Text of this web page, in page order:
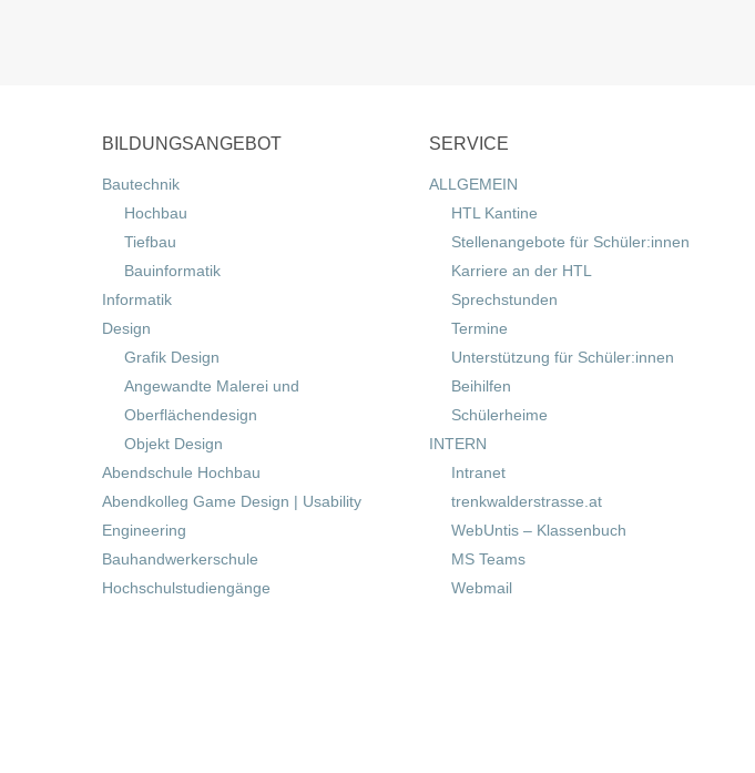
BILDUNGSANGEBOT
Bautechnik
Hochbau
Tiefbau
Bauinformatik
Informatik
Design
Grafik Design
Angewandte Malerei und
Oberflächendesign
Objekt Design
Abendschule Hochbau
Abendkolleg Game Design | Usability
Engineering
Bauhandwerkerschule
Hochschulstudiengänge
SERVICE
ALLGEMEIN
HTL Kantine
Stellenangebote für Schüler:innen
Karriere an der HTL
Sprechstunden
Termine
Unterstützung für Schüler:innen
Beihilfen
Schülerheime
INTERN
Intranet
trenkwalderstrasse.at
WebUntis – Klassenbuch
MS Teams
Webmail